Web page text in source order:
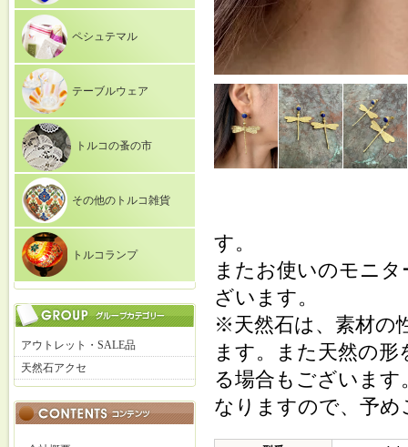
ペシュテマル
テーブルウェア
トルコの蚤の市
その他のトルコ雑貨
トルコランプ
アウトレット・SALE品
天然石アクセ
す。
またお使いのモニ
ざいます。
※天然石は、素材の
ます。また天然の
る場合もございま
なりますので、予